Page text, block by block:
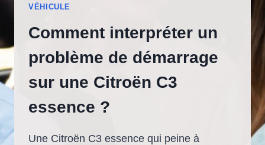
VÉHICULE
Comment interpréter un
problème de démarrage
sur une Citroën C3
essence ?
Une Citroën C3 essence qui peine à